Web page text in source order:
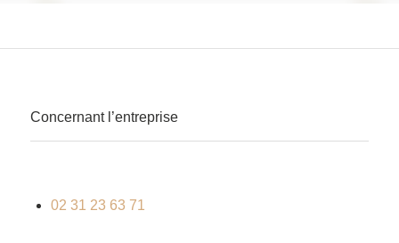
Concernant l’entreprise
02 31 23 63 71